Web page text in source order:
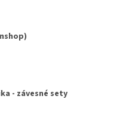
- závesné sety